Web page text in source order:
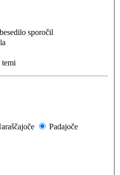
sporočil
temi
Padajoče